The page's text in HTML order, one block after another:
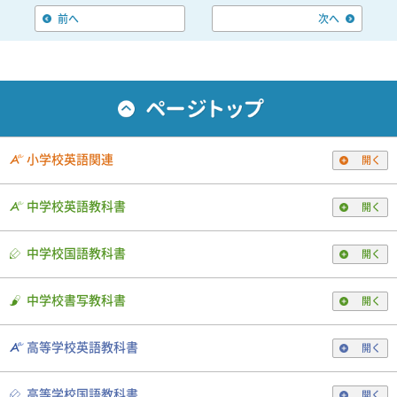
前へ 次へ
小学校英語関連 開く
中学校英語教科書 開く
中学校国語教科書 開く
中学校書写教科書 開く
高等学校英語教科書 開く